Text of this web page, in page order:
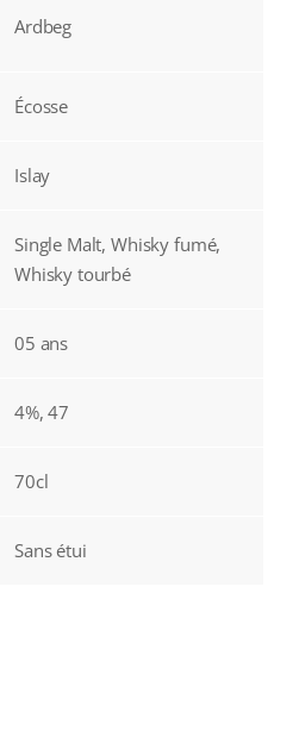
Ardbeg
Écosse
Islay
Single Malt, Whisky fumé,
Whisky tourbé
05 ans
4%, 47
70cl
Sans étui